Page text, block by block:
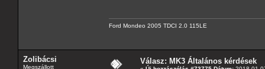
Ford Mondeo 2005 TDCI 2.0 115LE
Zolibácsi
Megszállott
Válasz: MK3 Általános kérdések